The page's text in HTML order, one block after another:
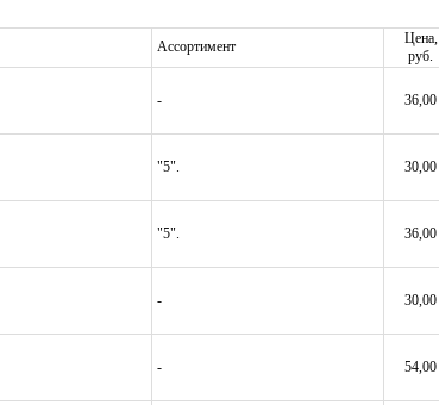
Ассортимент
Цена,
руб.
- 36,00
"5". 30,00
"5". 36,00
- 30,00
- 54,00